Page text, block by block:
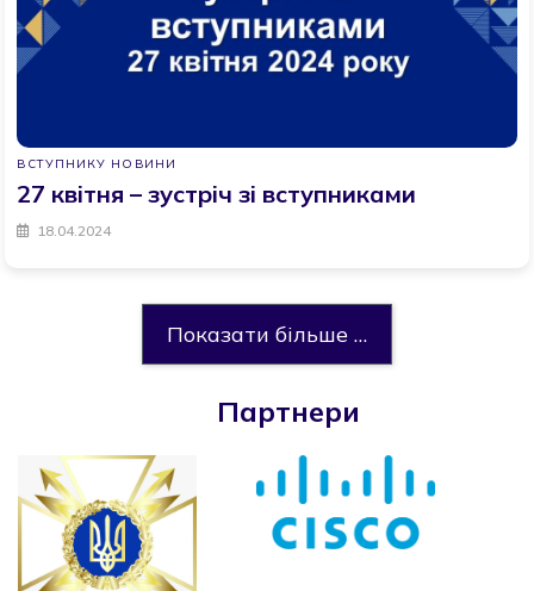
ВСТУПНИКУ НОВИНИ
27 квітня – зустріч зі вступниками
18.04.2024
Показати більше …
Партнери